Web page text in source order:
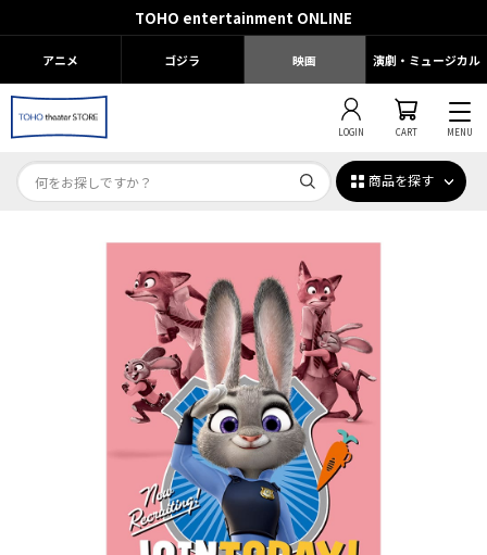
TOHO entertainment ONLINE
アニメ ゴジラ 映画 演劇・ミュージカル
LOGIN CART MENU
商品を探す